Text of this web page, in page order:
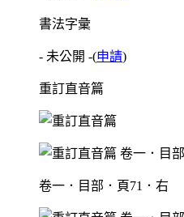
書法字彙
- 未公開 -(申請)
重訂直音篇
卷一．目部．頁71．右